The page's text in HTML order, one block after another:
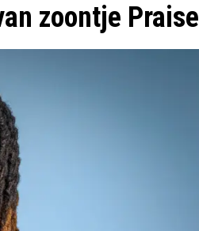
zoontje Praise